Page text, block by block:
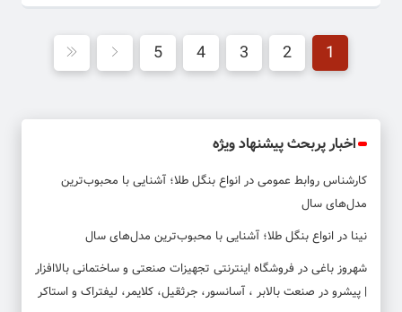
1
2
3
4
5
اخبار پربحث پیشنهاد ویژه
کارشناس روابط عمومیدر انواع بنگل طلا؛ آشنایی با محبوب‌ترین
مدل‌های سال
نینا در انواع بنگل طلا؛ آشنایی با محبوب‌ترین مدل‌های سال
شهروز باغیدر فروشگاه اینترنتی تجهیزات صنعتی و ساختمانی بالاافزار
| پیشرو در صنعت بالابر ، آسانسور، جرثقیل، کلایمر، لیفتراک و استاکر